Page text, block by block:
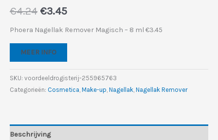
€4.24 Oorspronkelijke
prijs
was:
€4.24.
€3.45Huidige
prijs
€3.45.
Phoera Nagellak Remover Magisch – 8 ml €3.45
MEER INFO
SKU: voordeeldrogisterij-255965763
Categorieën: Cosmetica, Make-up, Nagellak, Nagellak Remover
Beschrijving